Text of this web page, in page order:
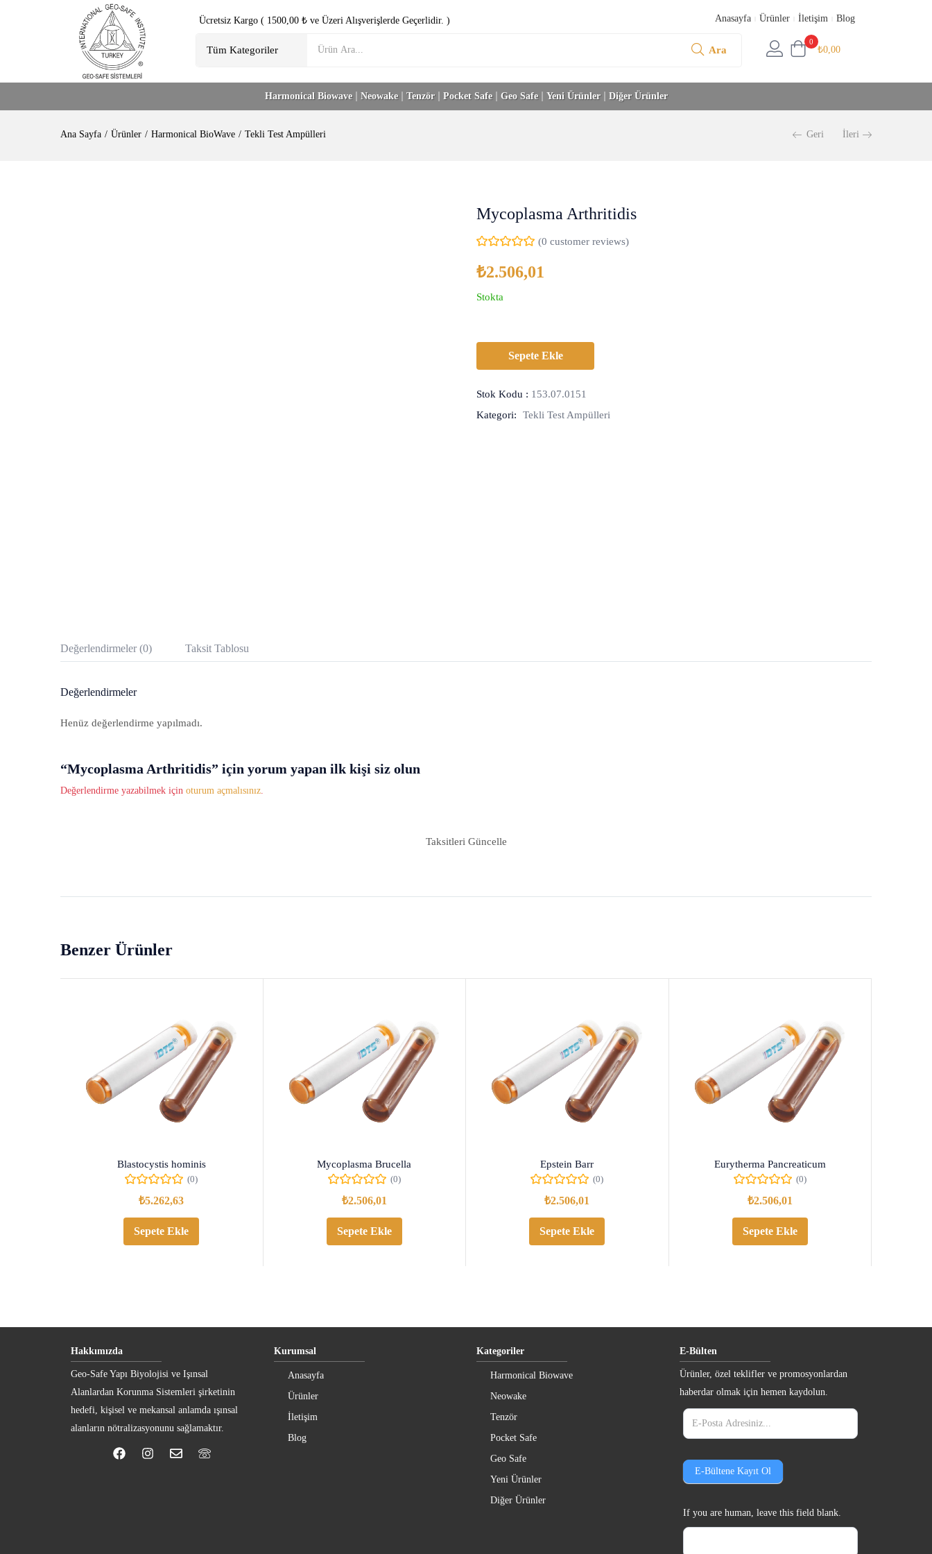
Ücretsiz Kargo ( 1500,00 ₺ ve Üzeri Alışverişlerde Geçerlidir. ) Anasayfa Ürünler İletişim Blog
Ara
0
₺0,00
Harmonical Biowave Neowake Tenzör Pocket Safe Geo Safe Yeni Ürünler Diğer Ürünler
Ana Sayfa Ürünler Harmonical BioWave Tekli Test Ampülleri Geri İleri
Mycoplasma Arthritidis
(0 customer reviews)
₺2.506,01
Stokta
Sepete Ekle
Stok Kodu : 153.07.0151
Kategori:
Tekli Test Ampülleri
Değerlendirmeler (0) Taksit Tablosu
Değerlendirmeler
Henüz değerlendirme yapılmadı.
“Mycoplasma Arthritidis” için yorum yapan ilk kişi siz olun
Değerlendirme yazabilmek için oturum açmalısınız
Taksitleri Güncelle
Benzer Ürünler
Blastocystis hominis
(0)
₺5.262,63
Sepete Ekle
Mycoplasma Brucella
(0)
₺2.506,01
Sepete Ekle
Epstein Barr
(0)
₺2.506,01
Sepete Ekle
Eurytherma Pancreaticum
(0)
₺2.506,01
Sepete Ekle
Hakkımızda
Geo-Safe Yapı Biyolojisi ve Işınsal
Alanlardan Korunma Sistemleri şirketinin
hedefi, kişisel ve mekansal anlamda ışınsal
alanların nötralizasyonunu sağlamaktır.
Kurumsal
Anasayfa
Ürünler
İletişim
Blog
Kategoriler
Harmonical Biowave
Neowake
Tenzör
Pocket Safe
Geo Safe
Yeni Ürünler
Diğer Ürünler
E-Bülten
Ürünler, özel teklifler ve promosyonlardan
haberdar olmak için hemen kaydolun.
e-
bulten
E-Bültene Kayıt Ol
If you are human, leave this field blank.